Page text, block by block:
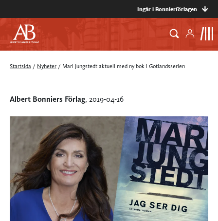
Ingår i Bonnierförlagen
Startsida / Nyheter / Mari Jungstedt aktuell med ny bok i Gotlandsserien
Albert Bonniers Förlag, 2019-04-16